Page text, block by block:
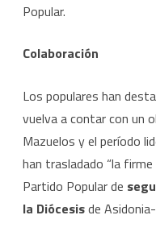
Asidonia-
Popular.
Colaboración
Los populares han
vuelva a contar con un
Mazuelos y el período
han trasladado “la
Partido Popular de
la Diócesisde Asidonia-